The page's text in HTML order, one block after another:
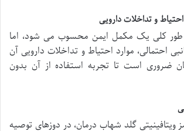
و تداخلات دارویی
طور کلی یک مکمل ایمن محسوب می شود، اما
احتمالی، موارد احتیاط و تداخلات دارویی آن
ضروری است تا تجربه استفاده از آن بدون
ویتافینیتی گلد شهاب درمان، در دوزهای توصیه